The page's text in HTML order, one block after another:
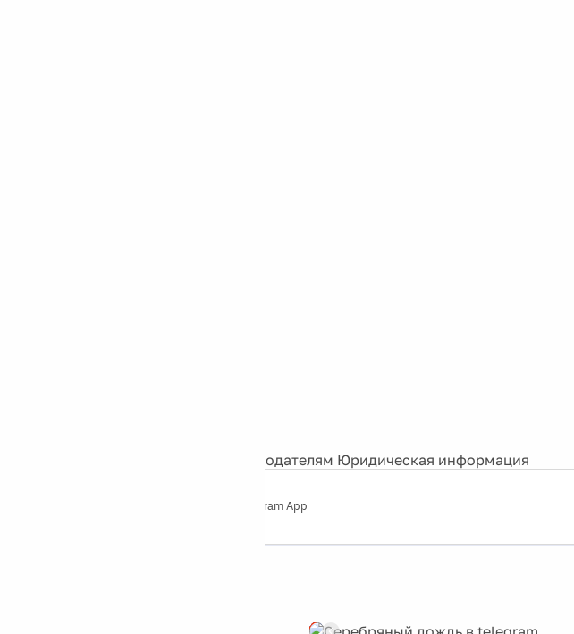
Рекламодателям Юридическая информация
Telegram App